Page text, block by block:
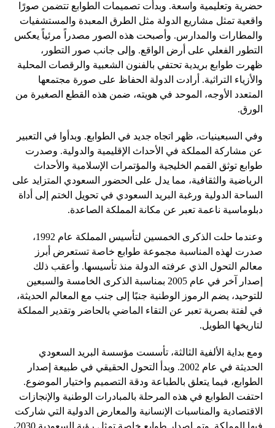
حضرية وتعليمية واسعة. وبدأت تصميمات الطوابع تتضمن صورًا
واقعية تمثل مشاريع الدولة مثل الطرق المعبدة والمستشفيات
والمطارات والمدارس. وأصبحت هذه الصور مصدراً مرئياً يعكس
التطور الفعلي على أرض الواقع. وإلى جانب صور التطور،
ظهرت طوابع بريدية تحتفي بالفنون الشعبية والرقصات المحلية
والأزياء التراثية. أرادت الدولة الحفاظ على صورة مجتمعها
المتعدد الأوجه، الموحد في هويته، ضمن هذه القطع الصغيرة من
الورق.
وفي السبعينيات، ظهر اتجاه جديد في الطوابع. وبدأوا في التعبير
عن مشاركة المملكة في الأحداث الإقليمية والدولية. وصدرت
طوابع توثق القمم الخليجية والمؤتمرات الإسلامية والأحداث
الرياضية والثقافية، مما يدل على الحضور السعودي المتزايد على
الساحة الدولية ورغبة البريد السعودي في تحويل الختم إلى أداة
دبلوماسية ناعمة تعبر عن مكانة المملكة الصاعدة.
وعندما حلت الذكرى الخمسين لتأسيس المملكة عام 1992،
صدرت لهذه المناسبة مجموعة طوابع خاصة تستعرض أبرز
معالم التحول الذي عرفته الدولة منذ تأسيسها. وأعقب ذلك
إصدار آخر في عام 2005 بمناسبة الذكرى الخامسة والسبعين
للتوحيد، يضم الرموز الوطنية جنبًا إلى جنب مع المعالم الحديثة،
في لفتة بصرية تعبر عن التقاء الماضي بالحاضر وتقدير المملكة
لتاريخها الطويل.
ومع بداية الألفية الثالثة، تأسست مؤسسة البريد السعودي
الحديثة في عام 2002. وبدأ التحول الحقيقي في طبيعة إصدار
الطوابع، فيما يتعلق بالطباعة ودقة التصميم واختيار الموضوع.
احتفت الطوابع في هذه المرحلة بالمبادرات الوطنية والإنجازات
الاقتصادية والمناسبات الإنسانية والمعارض الدولية التي شاركت